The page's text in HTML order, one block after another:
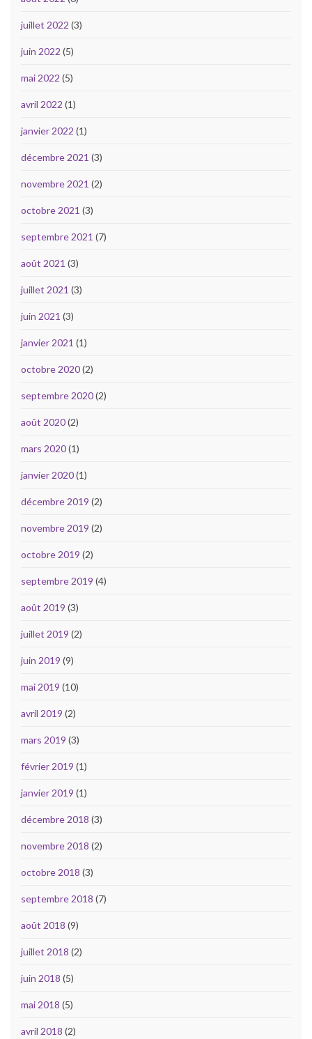
juillet 2022 (3)
juin 2022 (5)
mai 2022 (5)
avril 2022 (1)
janvier 2022 (1)
décembre 2021 (3)
novembre 2021 (2)
octobre 2021 (3)
septembre 2021 (7)
août 2021 (3)
juillet 2021 (3)
juin 2021 (3)
janvier 2021 (1)
octobre 2020(2)
septembre 2020(2)
août 2020(2)
mars 2020(1)
janvier 2020(1)
décembre 2019 (2)
novembre 2019 (2)
octobre 2019 (2)
septembre 2019 (4)
août 2019 (3)
juillet 2019 (2)
juin 2019 (9)
mai 2019 (10)
avril 2019 (2)
mars 2019 (3)
février 2019 (1)
janvier 2019 (1)
décembre 2018 (3)
novembre 2018 (2)
octobre 2018 (3)
septembre 2018 (7)
août 2018 (9)
juillet 2018 (2)
juin 2018 (5)
mai 2018 (5)
avril 2018 (2)